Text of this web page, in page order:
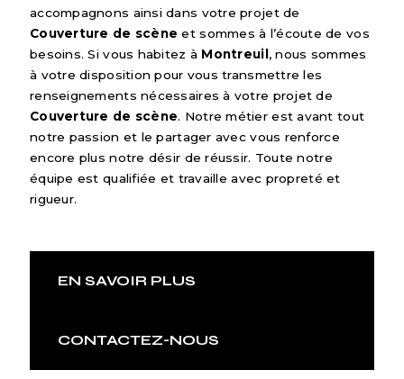
accompagnons ainsi dans votre projet de
Couverture de scène et sommes à l’écoute de vos
besoins. Si vous habitez à Montreuil , nous sommes
à votre disposition pour vous transmettre les
renseignements nécessaires à votre projet de
Couverture de scène. Notre métier est avant tout
notre passion et le partager avec vous renforce
encore plus notre désir de réussir. Toute notre
équipe est qualifiée et travaille avec propreté et
rigueur.
EN SAVOIR PLUS
CONTACTEZ-NOUS